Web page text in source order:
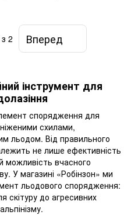
з 2 Вперед
інструмент для
спорядження для
схилами,
льодом. Від правильного
не лише ефективність
можливість вчасного
У магазині «Робінзон» ми
льодового спорядження:
скітуру до агресивних